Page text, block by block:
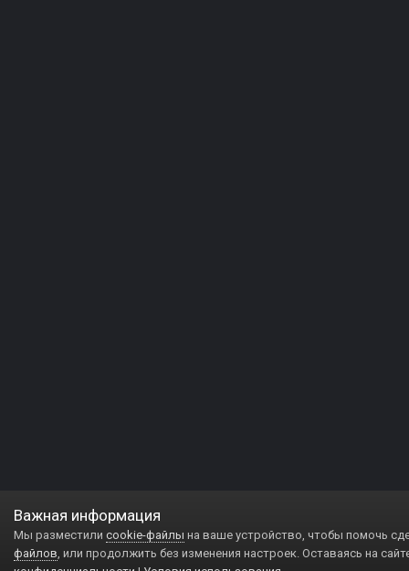
Важная информация
Мы разместили cookie-файлы на ваше устройство, чтобы помочь
файлов, или продолжить без изменения настроек. Оставаясь на